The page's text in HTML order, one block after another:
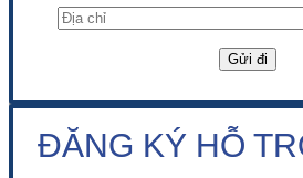
ĐĂNG KÝ HỖ